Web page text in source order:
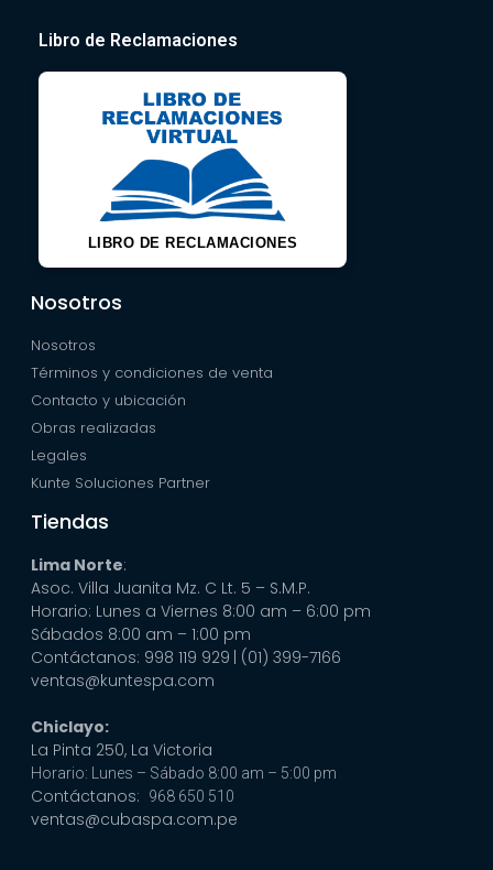
Libro de Reclamaciones
LIBRO DE RECLAMACIONES
Nosotros
Nosotros
Términos y condiciones de venta
Contacto y ubicación
Obras realizadas
Legales
Kunte Soluciones Partner
Tiendas
Lima Norte:
Asoc. Villa Juanita Mz. C Lt. 5 – S.M.P.
Horario: Lunes a Viernes 8:00 am – 6:00 pm
Sábados 8:00 am – 1:00 pm
Contáctanos: 998 119 929 | (01) 399-7166
ventas@kuntespa.com
Chiclayo:
La Pinta 250, La Victoria
Horario: Lunes – Sábado 8:00 am – 5:00 pm
Contáctanos: 968 650 510
ventas@cubaspa.com.pe